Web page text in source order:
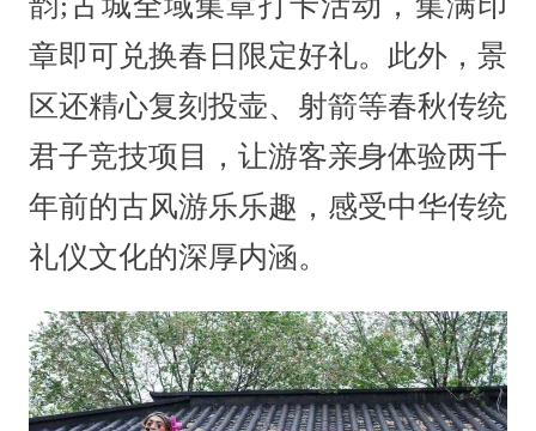
章即可兑换春日限定好礼。此外，景
区还精心复刻投壶、射箭等春秋传统
君子竞技项目，让游客亲身体验两千
年前的古风游乐乐趣，感受中华传统
礼仪文化的深厚内涵。